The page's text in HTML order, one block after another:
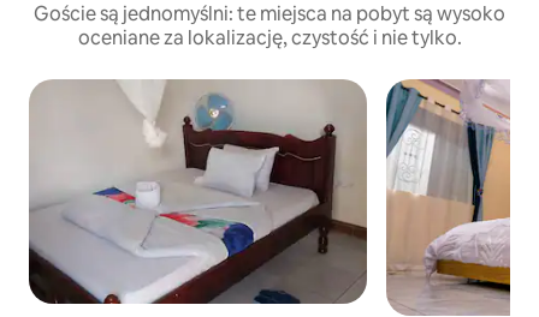
Goście są jednomyślni: te miejsca na pobyt są wysoko
oceniane za lokalizację, czystość i nie tylko.